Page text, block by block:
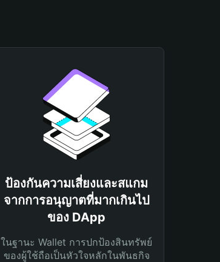
ป้องกันความเสี่ยงและสแกม
จากการอนุญาตที่มากเกินไป
ของ DApp
ในฐานะ Wallet การปกป้องสินทรัพย์
ของผู้ใช้ถือเป็นหัวใจหลักในพันธกิจ